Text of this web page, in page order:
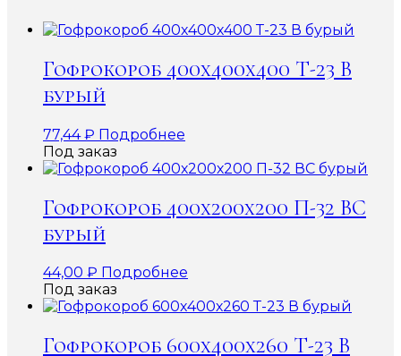
Гофрокороб 400х400х400 Т-23 В
бурый
77,44₽ Подробнее
Под заказ
Гофрокороб 400х200х200 П-32 ВС
бурый
44,00 ₽ Подробнее
Под заказ
Гофрокороб 600х400х260 Т-23 В